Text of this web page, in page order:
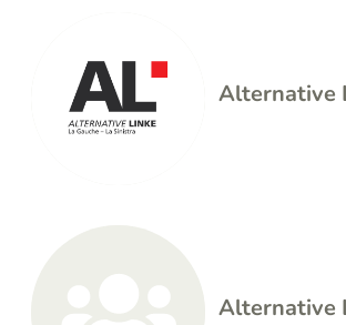
Alternative
Alternative